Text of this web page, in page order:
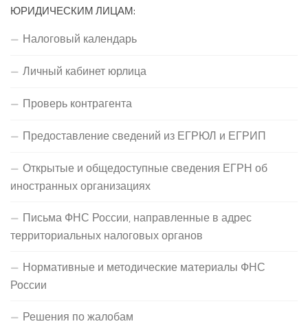
ЮРИДИЧЕСКИМ ЛИЦАМ:
Налоговый календарь
Личный кабинет юрлица
Проверь контрагента
Предоставление сведений из ЕГРЮЛ и ЕГРИП
Открытые и общедоступные сведения ЕГРН об
иностранных организациях
Письма ФНС России, направленные в адрес
территориальных налоговых органов
Нормативные и методические материалы ФНС
России
Решения по жалобам